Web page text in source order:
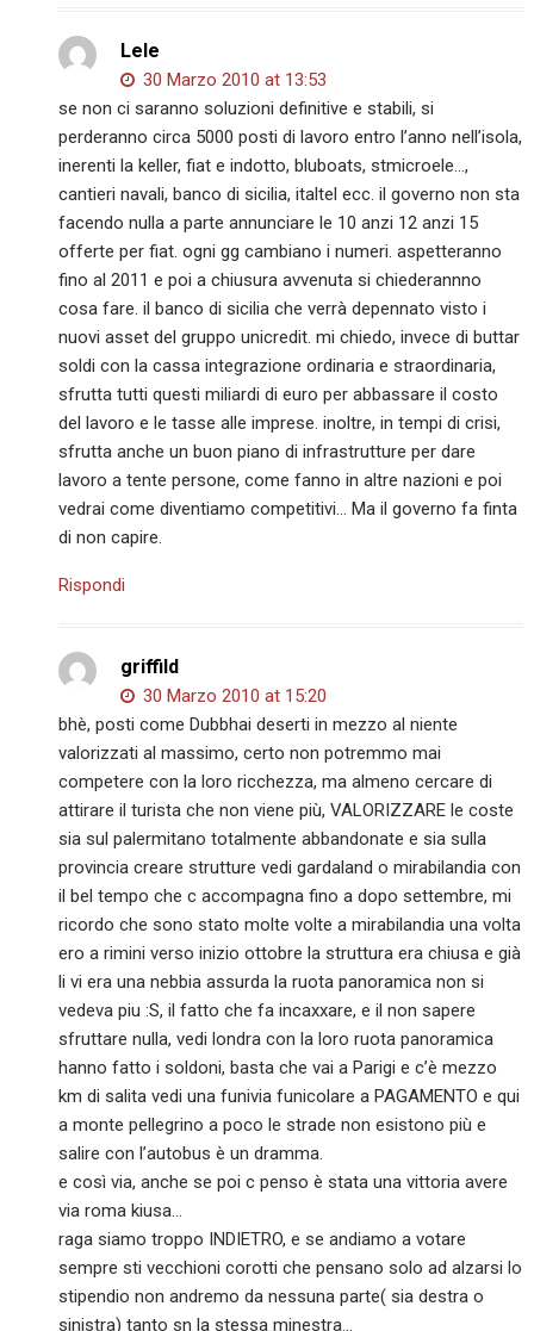
Lele
30 Marzo 2010 at 13:53
se non ci saranno soluzioni definitive e stabili, si
perderanno circa 5000 posti di lavoro entro l’anno nell’isola,
inerenti la keller, fiat e indotto, bluboats, stmicroele…,
cantieri navali, banco di sicilia, italtel ecc. il governo non sta
facendo nulla a parte annunciare le 10 anzi 12 anzi 15
offerte per fiat. ogni gg cambiano i numeri. aspetteranno
fino al 2011 e poi a chiusura avvenuta si chiederannno
cosa fare. il banco di sicilia che verrà depennato visto i
nuovi asset del gruppo unicredit. mi chiedo, invece di buttar
soldi con la cassa integrazione ordinaria e straordinaria,
sfrutta tutti questi miliardi di euro per abbassare il costo
del lavoro e le tasse alle imprese. inoltre, in tempi di crisi,
sfrutta anche un buon piano di infrastrutture per dare
lavoro a tente persone, come fanno in altre nazioni e poi
vedrai come diventiamo competitivi… Ma il governo fa finta
di non capire.
Rispondi
griffild
30 Marzo 2010 at 15:20
bhè, posti come Dubbhai deserti in mezzo al niente
valorizzati al massimo, certo non potremmo mai
competere con la loro ricchezza, ma almeno cercare di
attirare il turista che non viene più, VALORIZZARE le coste
sia sul palermitano totalmente abbandonate e sia sulla
provincia creare strutture vedi gardaland o mirabilandia con
il bel tempo che c accompagna fino a dopo settembre, mi
ricordo che sono stato molte volte a mirabilandia una volta
ero a rimini verso inizio ottobre la struttura era chiusa e già
li vi era una nebbia assurda la ruota panoramica non si
vedeva piu :S, il fatto che fa incaxxare, e il non sapere
sfruttare nulla, vedi londra con la loro ruota panoramica
hanno fatto i soldoni, basta che vai a Parigi e c’è mezzo
km di salita vedi una funivia funicolare a PAGAMENTO e qui
a monte pellegrino a poco le strade non esistono più e
salire con l’autobus è un dramma.
e così via, anche se poi c penso è stata una vittoria avere
via roma kiusa…
raga siamo troppo INDIETRO, e se andiamo a votare
sempre sti vecchioni corotti che pensano solo ad alzarsi lo
stipendio non andremo da nessuna parte( sia destra o
sinistra) tanto sn la stessa minestra…